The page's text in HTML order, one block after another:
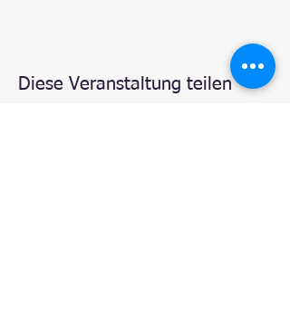
Diese Veranstaltung teilen